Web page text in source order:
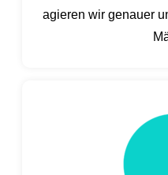
agieren wir genauer